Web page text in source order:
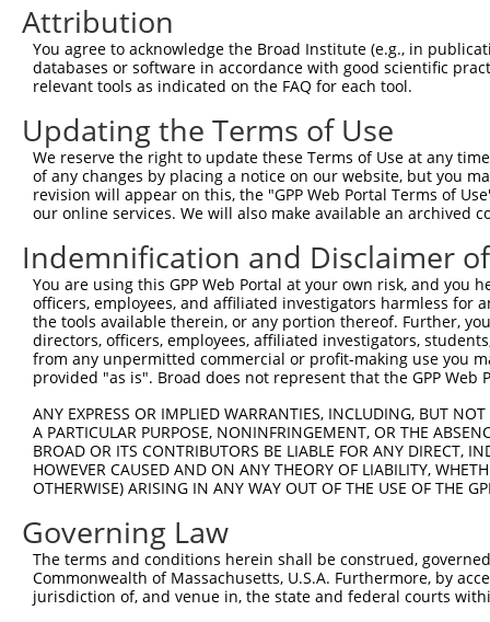
Attribution
You agree to acknowledge the Broad Institute (e.g., in
databases or software in accordance with good scientific
relevant tools as indicated on the FAQ for each tool.
Updating the Terms of Use
We reserve the right to update these Terms of Use at any
of any changes by placing a notice on our website, but you
revision will appear on this, the "GPP Web Portal Terms of
our online services. We will also make available an archived
Indemnification and Disclaimer
You are using this GPP Web Portal at your own risk, and
officers, employees, and affiliated investigators harmless for
the tools available therein, or any portion thereof. Further,
directors, officers, employees, affiliated investigators,
from any unpermitted commercial or profit-making use you
provided "as is". Broad does not represent that the GPP
ANY EXPRESS OR IMPLIED WARRANTIES, INCLUDING, BUT
A PARTICULAR PURPOSE, NONINFRINGEMENT, OR THE
BROAD OR ITS CONTRIBUTORS BE LIABLE FOR ANY DIRECT,
HOWEVER CAUSED AND ON ANY THEORY OF LIABILITY,
OTHERWISE) ARISING IN ANY WAY OUT OF THE USE OF THE
Governing Law
The terms and conditions herein shall be construed,
Commonwealth of Massachusetts, U.S.A. Furthermore, by
jurisdiction of, and venue in, the state and federal courts